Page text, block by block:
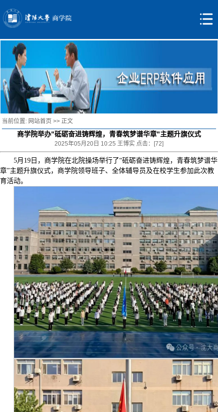
当前位置: 网站首页 >> 正文
商学院举办"砥砺奋进铸辉煌，青春筑梦谱华章"主题升旗仪式
2025年05月20日 10:25 王博实 点击：[72]
5月19日，商学院在北院操场举行了“砥砺奋进铸辉煌，青春筑梦谱华
章”主题升旗仪式，商学院领导班子、全体辅导员及在校学生参加此次教
育活动。